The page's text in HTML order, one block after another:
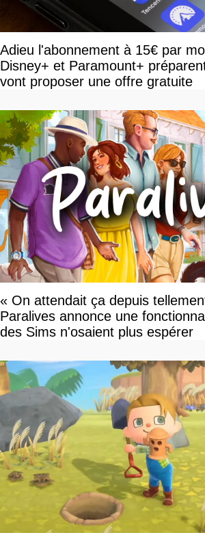
Adieu l'abonnement à 15€ par
Disney+ et Paramount+
vont proposer une offre gratuite
« On attendait ça depuis
Paralives annonce une
des Sims n'osaient plus espérer